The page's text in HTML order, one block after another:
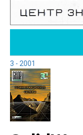
3 - 2001